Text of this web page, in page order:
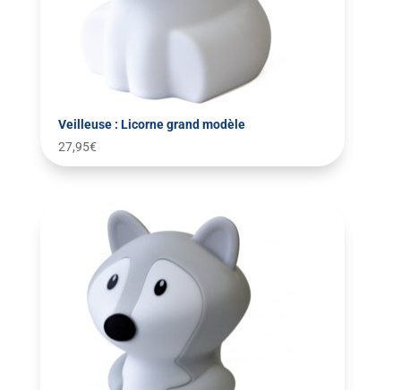
Veilleuse : Licorne grand modèle
27,95€